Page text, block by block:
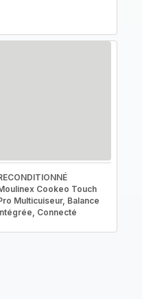
Cookeo Touch
Multicuiseur, Balance
Connecté